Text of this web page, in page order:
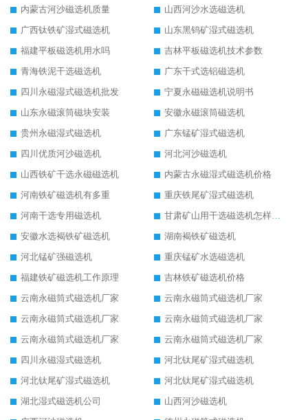
内蒙古河沙磁选机质量
山西河沙水选磁选机
广西钛铁矿湿式磁选机
山东黑钨矿湿式磁选机
福建平板磁选机用水吗
吉林平板磁选机技术参数
青海铁泥干选磁选机
广东干式选铝磁选机
四川永磁湿式磁选机批发
宁夏永磁磁选机说明书
山东永磁滚筒磁块安装
安徽永磁滚筒磁选机
贵州永磁湿式磁选机
广东锰矿湿式磁选机
四川优质河沙磁选机
河北河沙磁选机
山西铁矿干选永磁磁选机
内蒙古永磁湿式磁选机价格
河南铁矿磁选机有多重
重庆铁尾矿湿式磁选机
河南干选专用磁选机
甘肃矿山用干选磁选机怎样调磁
安徽水选褐铁矿磁选机
湖南褐铁矿磁选机
河北锰矿强磁选机
重庆锰矿水选磁选机
福建铁矿磁选机工作原理
吉林铁矿磁选机价格
云南永磁筒式磁选机厂家
云南永磁筒式磁选机厂家
云南永磁筒式磁选机厂家
云南永磁筒式磁选机厂家
云南永磁筒式磁选机厂家
云南永磁筒式磁选机厂家
四川永磁湿式磁选机
河北钛尾矿湿式磁选机
河北钛尾矿湿式磁选机
河北钛尾矿湿式磁选机
湖北湿式磁选机公司
山西河沙磁选机